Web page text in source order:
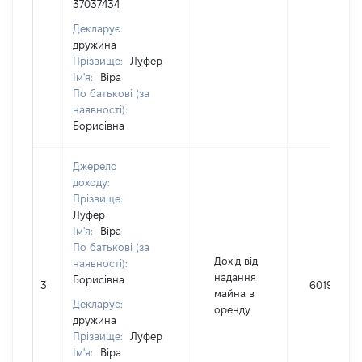
37037434
Декларує:
дружина
Прізвище:
Луфер
Ім'я:
Віра
По батькові (за
наявності):
Борисівна
3
Джерело
доходу:
Прізвище:
Луфер
Ім'я:
Віра
По батькові (за
наявності):
Борисівна
Декларує:
дружина
Прізвище:
Луфер
Ім'я:
Віра
Дохід від
надання
майна в
оренду
6019